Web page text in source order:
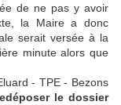
de ne pas y avoir
la Maire a donc
serait versée à la
minute alors que
- TPE - Bezons
le dossier